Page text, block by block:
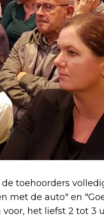
toehoorders
met de auto" en
het liefst 2 tot 3